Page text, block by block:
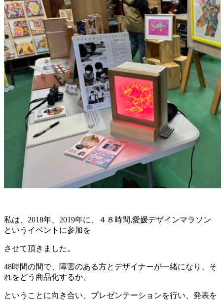
私は、2018年、2019年に、４８時間,愛媛デザインマラソン
というイベントに参加を
させて頂きました。
48時間の間で、障害のある方とデザイナーが一緒になり、そ
れをどう商品化するか、
ということに向き合い、プレゼンテーションを行い、発表を